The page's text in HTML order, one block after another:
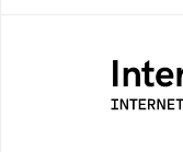
Samlad
säker och